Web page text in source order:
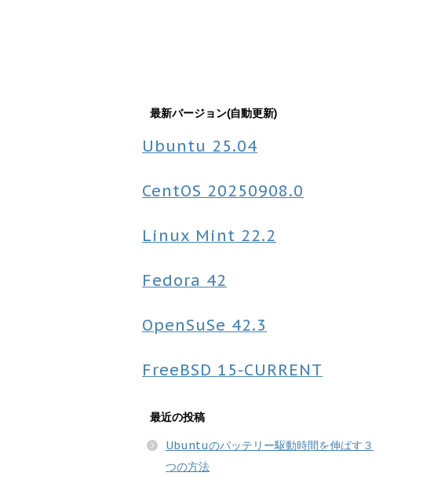
最新バージョン(自動更新)
Ubuntu 25.04
CentOS 20250908.0
Linux Mint 22.2
Fedora 42
OpenSuSe 42.3
FreeBSD 15-CURRENT
最近の投稿
Ubuntuのバッテリー駆動時間を伸ばす３
つの方法